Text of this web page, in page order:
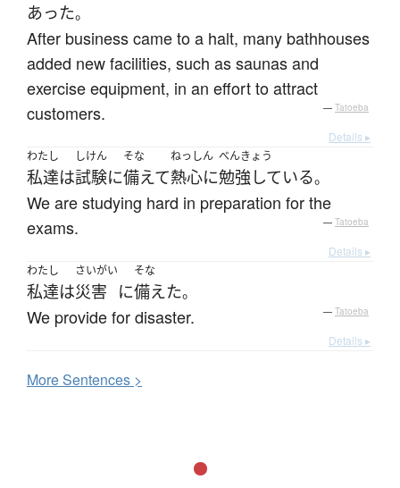
あった。
After business came to a halt, many bathhouses
added new facilities, such as saunas and
exercise equipment, in an effort to attract
customers.
— Tatoeba
Details ▸
わたし
私達は
しけん
試験に
そな
備えて
ねっしん
熱心に
べんきょう
勉強している。
We are studying hard in preparation for the
exams.
— Tatoeba
Details ▸
わたし
私達は
さいがい
災害 に
そな
備えた。
We provide for disaster. — Tatoeba
Details ▸
MoreSentences >